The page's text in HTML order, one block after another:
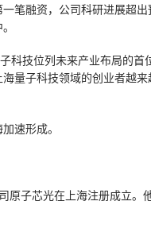
笔融资，公司科研进展超
科技位列未来产业布局的
量子科技领域的创业者越
速形成。
原子芯光在上海注册成立。